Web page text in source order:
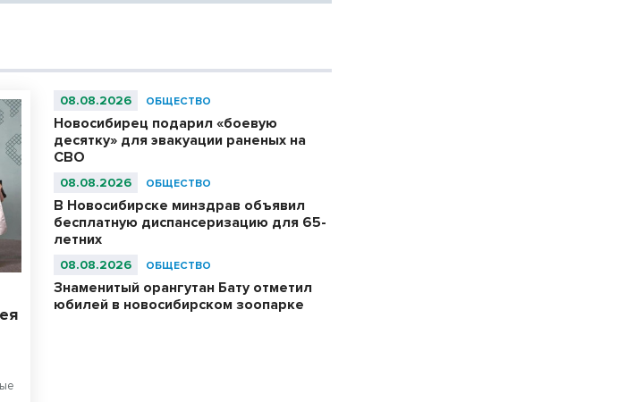
08.08.2026 ОБЩЕСТВО
Новосибирец подарил «боевую
десятку» для эвакуации раненых на
СВО
08.08.2026 ОБЩЕСТВО
В Новосибирске минздрав объявил
бесплатную диспансеризацию для 65-
летних
08.08.2026 ОБЩЕСТВО
Знаменитый орангутан Бату отметил
юбилей в новосибирском зоопарке